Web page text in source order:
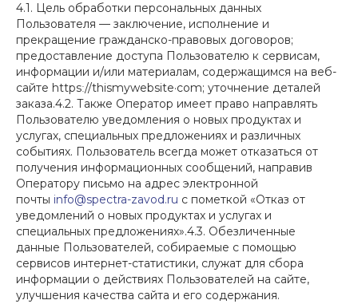
4.1. Цель обработки персональных данных
Пользователя — заключение, исполнение и
прекращение гражданско-правовых договоров;
предоставление доступа Пользователю к сервисам,
информации и/или материалам, содержащимся на веб-
сайте httpsː//thismywebsite·com; уточнение деталей
заказа.4.2. Также Оператор имеет право направлять
Пользователю уведомления о новых продуктах и
услугах, специальных предложениях и различных
событиях. Пользователь всегда может отказаться от
получения информационных сообщений, направив
Оператору письмо на адрес электронной
почты info@spectra-zavod.ru с пометкой «Отказ от
уведомлений о новых продуктах и услугах и
специальных предложениях».4.3. Обезличенные
данные Пользователей, собираемые с помощью
сервисов интернет-статистики, служат для сбора
информации о действиях Пользователей на сайте,
улучшения качества сайта и его содержания.